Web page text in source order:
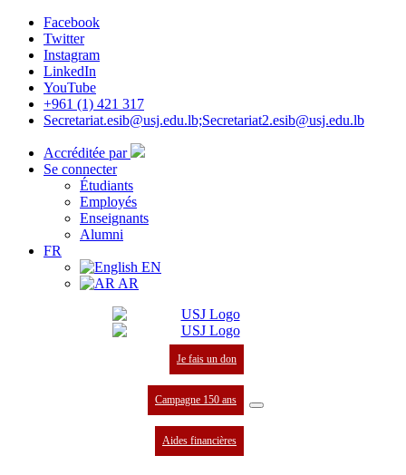
Facebook
Twitter
Instagram
LinkedIn
YouTube
+961 (1) 421 317
Secretariat.esib@usj.edu.lb;Secretariat2.esib@usj.edu.lb
Accréditée par
Se connecter
Étudiants
Employés
Enseignants
Alumni
FR
EN
AR
Je fais un don
Campagne 150 ans
Aides financières